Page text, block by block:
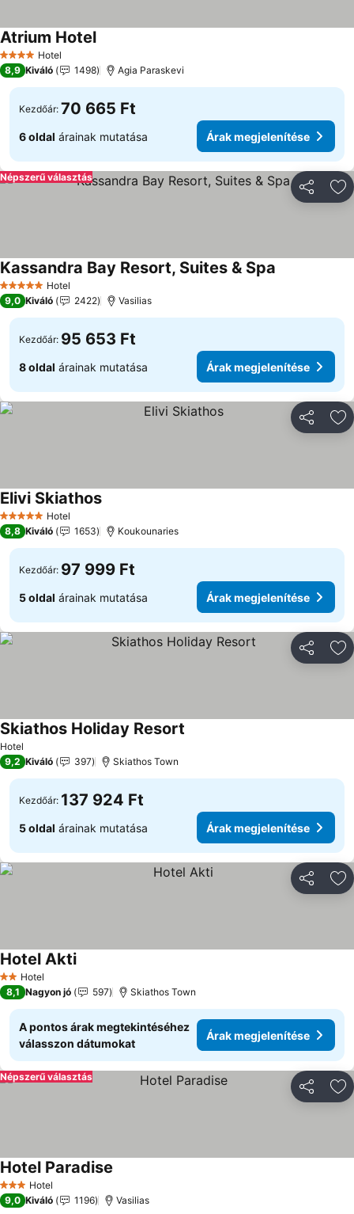
4 KategóriaHotel
Atrium Hotel
8,9 Kiváló 1498 Agia Paraskevi
Kezdőár: 70 665 Ft
6 oldal árainak mutatása Árak megjelenítése
Népszerű választás
5 KategóriaHotel
Kassandra Bay Resort, Suites & Spa
9,0 Kiváló 2422 Vasilias
Kezdőár: 95 653 Ft
8 oldal árainak mutatása Árak megjelenítése
5 KategóriaHotel
Elivi Skiathos
8,8 Kiváló 1653 Koukounaries
Kezdőár: 97 999 Ft
5 oldal árainak mutatása Árak megjelenítése
Hotel
Skiathos Holiday Resort
9,2 Kiváló 397 Skiathos Town
Kezdőár: 137 924 Ft
5 oldal árainak mutatása Árak megjelenítése
2 Kategória
Hotel
Hotel Akti
8,1 Nagyon jó 597 Skiathos Town
A pontos árak megtekintéséhez
válasszon dátumokat
Árak megjelenítése
Népszerű választás
3 Kategória
Hotel
Hotel Paradise
9,0 Kiváló 1196 Vasilias